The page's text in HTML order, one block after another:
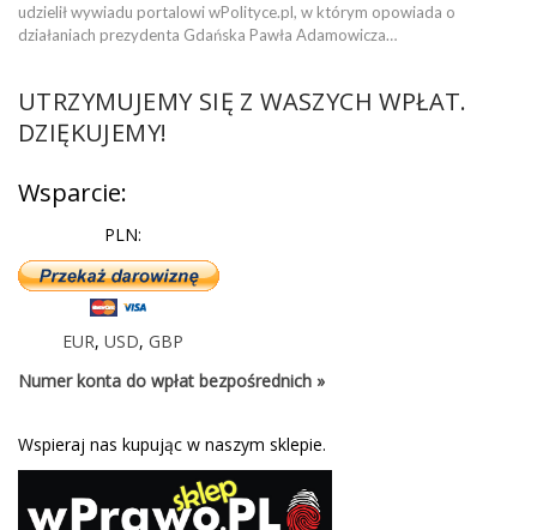
udzielił wywiadu portalowi wPolityce.pl, w którym opowiada o
działaniach prezydenta Gdańska Pawła Adamowicza…
UTRZYMUJEMY SIĘ Z WASZYCH WPŁAT.
DZIĘKUJEMY!
Wsparcie:
PLN:
EUR, USD, GBP
Numer konta do wpłat bezpośrednich »
Wspieraj nas kupując w naszym sklepie.